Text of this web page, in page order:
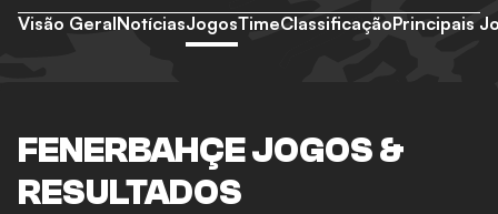
Visão GeralNotíciasJogosTimeClassificaçãoPrincipais
FENERBAHÇE JOGOS &
RESULTADOS